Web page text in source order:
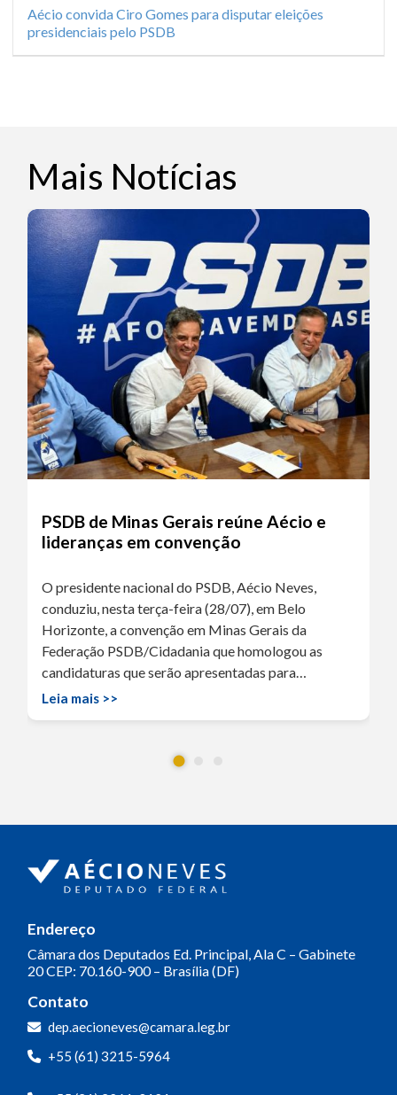
Aécio convida Ciro Gomes para disputar eleições
presidenciais pelo PSDB
Mais Notícias
PSDB de Minas Gerais reúne Aécio e
lideranças em convenção
O presidente nacional do PSDB, Aécio Neves,
conduziu, nesta terça-feira (28/07), em Belo
Horizonte, a convenção em Minas Gerais da
Federação PSDB/Cidadania que homologou as
candidaturas que serão apresentadas para…
Leia mais >>
Endereço
Câmara dos Deputados Ed. Principal, Ala C – Gabinete
20CEP: 70.160-900 – Brasília (DF)
Contato
dep.aecioneves@camara.leg.br
+55 (61) 3215-5964